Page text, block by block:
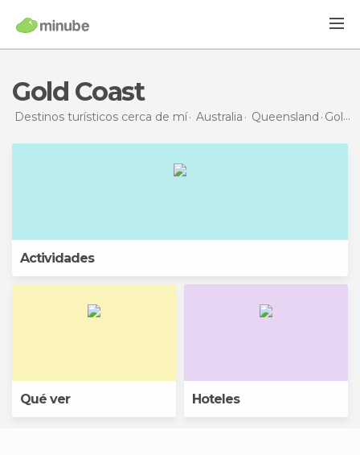
Gold Coast
Destinos turísticos cerca de mí Australia Queensland Gold Coast
Actividades
Qué ver Hoteles